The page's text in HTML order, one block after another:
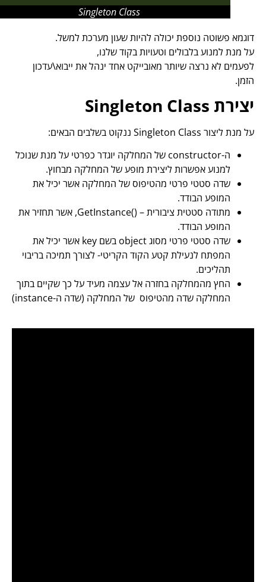
Singleton Class
דוגמא פשוטה נוספת יכולה להיות שעון מערכת למשל.
על מנת למנוע בלבולים וטעויות בקוד שלנו,
לפעמים לא נרצה שיותר מאובייקט אחד ינהל את ייבוא\עדכון
הזמן.
יצירת Singleton Class
על מנת ליצור Singleton Class ננקוט בשלבים הבאים:
ה-constructor של המחלקה יוגדר כפרטי על מנת שנוכל
למנוע אפשרות ליצירת מופע של המחלקה מבחוץ.
שדה סטטי פרטי מהטיפוס של המחלקה אשר יכיל את
המופע הבודד.
מתודה סטטית ציבורית – ()GetInstance, אשר תחזיר את
המופע הבודד.
שדה סטטי פרטי מסוג object בשם key אשר יכיל את
המפתח לנעילת קטע הקוד הקריטי- לצורך תמיכה בריבוי
תהליכים.
החץ מהמחלקה בחזרה אל עצמה מעיד על כך שקיים בתוך
המחלקה שדה מהטיפוס של המחלקה (שדה ה-instance)